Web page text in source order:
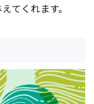
てくれます。